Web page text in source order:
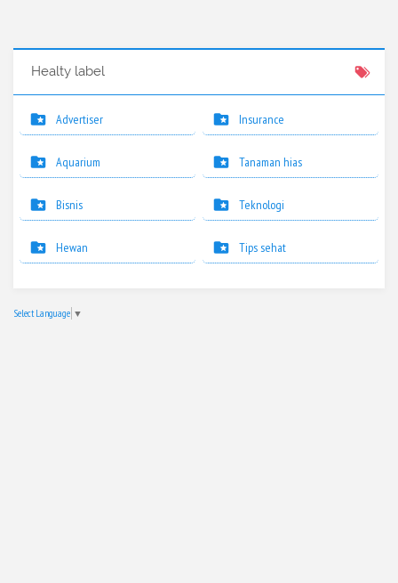
Healty label
Advertiser
Aquarium
Bisnis
Hewan
Insurance
Tanaman hias
Teknologi
Tips sehat
Select Language ▼